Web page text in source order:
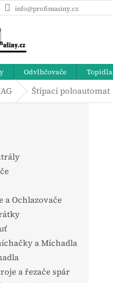
info@profimasiny.cz
Odvlhčovače Topidla
Štípací poloautomat
a Ochlazovače
a Míchadla
a řezače spár